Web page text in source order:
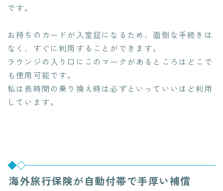
です。
お持ちのカードが入室証になるため、面倒な手続きは
なく、すぐに利用することができます。
ラウンジの入り口にこのマークがあるところはどこで
も使用可能です。
私は長時間の乗り換え時は必ずといっていいほど利用
しています。
海外旅行保険が自動付帯で手厚い補償